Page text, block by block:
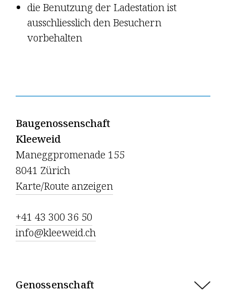
die Benutzung der Ladestation ist
ausschliesslich den Besuchern
vorbehalten
Baugenossenschaft
Kleeweid
Maneggpromenade 155
8041 Zürich
Karte/Route anzeigen
+41 43 300 36 50
info@kleeweid.ch
Genossenschaft